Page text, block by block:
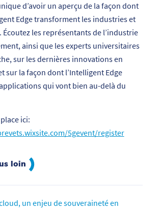
d’avoir un aperçu de la façon dont
Edge transforment les industries et
Écoutez les représentants de l’industrie
ainsi que les experts universitaires
sur les dernières innovations en
sur la façon dont l’Intelligent Edge
qui vont bien au-delà du
ici:
5gevent/register
loin
un enjeu de souveraineté en